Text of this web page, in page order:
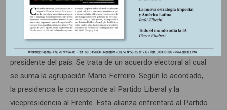
de abril, cuando se elegirá Presidente y Congreso. La
novedad en esta nueva convocatoria es la renovada alianza
entre los liberales y el Frente Guazú, distanciados desde la
destitución, en junio de 2012, de Fernando Lugo como
presidente del país. Se trata de un acuerdo electoral al cual
se suma la agrupación Mario Ferreiro. Según lo acordado,
la presidencia le corresponde al Partido Liberal y la
vicepresidencia al Frente. Esta alianza enfrentará al Partido